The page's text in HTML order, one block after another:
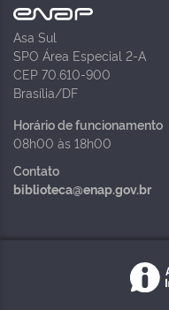
Asa Sul
SPO Área Especial 2-A
CEP 70.610-900
Brasília/DF
Horário de funcionamento
08h00 às 18h00
Contato
biblioteca@enap.gov.br